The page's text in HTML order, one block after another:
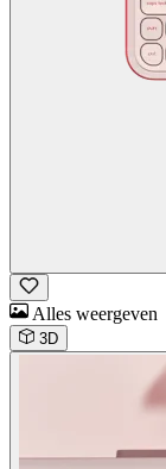
Alles weergeven
3D